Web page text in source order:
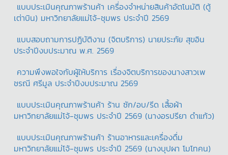
แบบประเมินคุณภาพร้านค้า เครื่องจำหน่ายสินค้าอัตโนมัติ (ตู้
เต่าบิน) มหาวิทยาลัยแม่โจ้-ชุมพร ประจำปี 2569
แบบสอบถามการปฏิบัติงาน (จิตบริการ) นายประภัย สุขอิน
ประจำปีงบประมาณ พ.ศ. 2569
ความพึงพอใจกับผู้ให้บริการ เรื่องจิตบริการของนางสาวเพ
ชรณี ศรีมูล ประจำปีงบประมาณ 2569
แบบประเมินคุณภาพร้านค้า ร้าน ซัก/อบ/รีด เสื้อผ้า
มหาวิทยาลัยแม่โจ้-ชุมพร ประจำปี 2569 (นางอรปรียา ดำแก้ว)
แบบประเมินคุณภาพร้านค้า ร้านอาหารและเครื่องดื่ม
มหาวิทยาลัยแม่โจ้-ชุมพร ประจำปี 2569 (นางบุปผา โมโทคน)